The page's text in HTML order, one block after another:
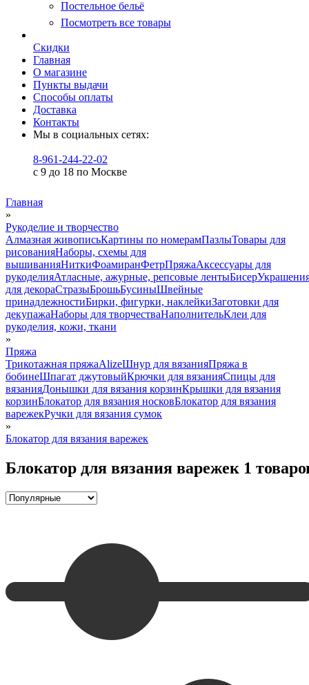
Постельное бельё
Посмотреть все товары
Скидки
Главная
О магазине
Пункты выдачи
Способы оплаты
Доставка
Контакты
Мы в социальных сетях:
8-961-244-22-02
с 9 до 18 по Москве
Главная
»
Рукоделие и творчество
Алмазная живописьКартины по номерамПазлыТовары для
рисованияНаборы, схемы для
вышиванияНиткиФоамиранФетрПряжаАксессуары для
рукоделияАтласные, ажурные, репсовые лентыБисер
для декораСтразыБрошьБусиныШвейные
принадлежностиБирки, фигурки, наклейкиЗаготовки для
декупажаНаборы для творчестваНаполнительКлеи для
рукоделия, кожи, ткани
»
Пряжа
Трикотажная пряжаAlizeШнур для вязанияПряжа в
бобинеШпагат джутовыйКрючки для вязанияСпицы для
вязанияДонышки для вязания корзинКрышки для вязания
корзинБлокатор для вязания носковБлокатор для вязания
варежекРучки для вязания сумок
»
Блокатор для вязания варежек
Блокатор для вязания варежек 1